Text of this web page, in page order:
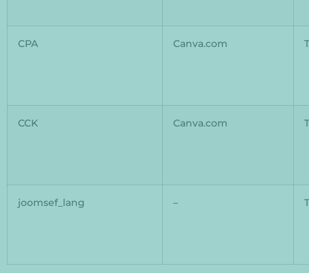
CPA Canva.com
CCK Canva.com
joomsef_lang –